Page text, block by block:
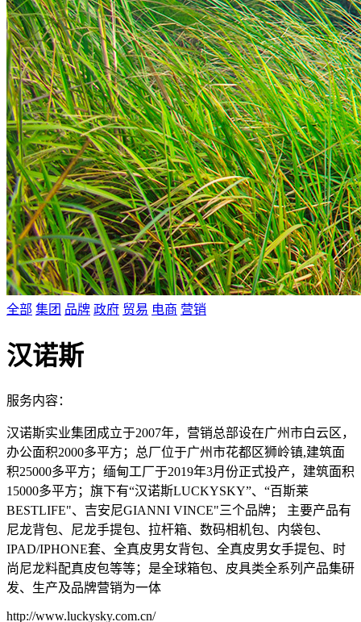
全部 集团 品牌 政府 贸易 电商 营销
汉诺斯
服务内容：
汉诺斯实业集团成立于2007年，营销总部设在广州市白云区，
办公面积2000多平方；总厂位于广州市花都区狮岭镇,建筑面
积25000多平方；缅甸工厂于2019年3月份正式投产，建筑面积
15000多平方；旗下有“汉诺斯LUCKYSKY”、“百斯莱
BESTLIFE"、吉安尼GIANNI VINCE"三个品牌； 主要产品有
尼龙背包、尼龙手提包、拉杆箱、数码相机包、内袋包、
IPAD/IPHONE套、全真皮男女背包、全真皮男女手提包、时
尚尼龙料配真皮包等等；是全球箱包、皮具类全系列产品集研
发、生产及品牌营销为一体
http://www.luckysky.com.cn/